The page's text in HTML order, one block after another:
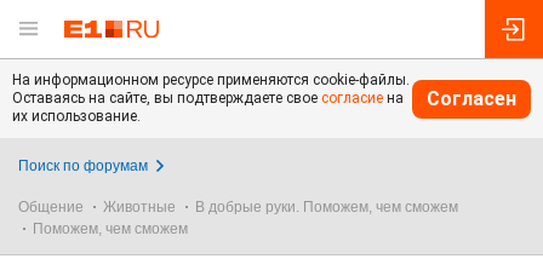
На информационном ресурсе применяются cookie-файлы.
Оставаясь на сайте, вы подтверждаете свое согласие на
их использование.
Согласен
Поиск по форумам
Общение Животные
В добрые руки. Поможем, чем сможем
Поможем, чем сможем